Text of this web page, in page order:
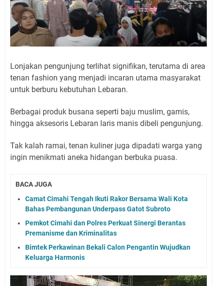
Lonjakan pengunjung terlihat signifikan, terutama di area
tenan fashion yang menjadi incaran utama masyarakat
untuk berburu kebutuhan Lebaran.
Berbagai produk busana seperti baju muslim, gamis,
hingga aksesoris Lebaran laris manis dibeli pengunjung.
Tak kalah ramai, tenan kuliner juga dipadati warga yang
ingin menikmati aneka hidangan berbuka puasa.
BACA JUGA
Camat Cimahi Tengah Ikuti Rakor Bersama Wali Kota
Bahas Pembangunan Underpass Gatot Subroto
Pemkot Cimahi dan Polres Perkuat Sinergi Berantas
Premanisme dan Kriminalitas
Bimtek Perkawinan Bekali Calon Pengantin Wujudkan
Keluarga Harmonis